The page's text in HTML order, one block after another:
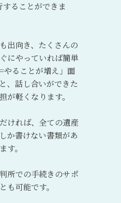
ることができま
出向き、たくさんの
にやっていれば簡単
やることが増え」面
、話し合いができた
軽くなります。
ければ、全ての遺産
か書けない書類があ
。
所での手続きのサポ
可能です。